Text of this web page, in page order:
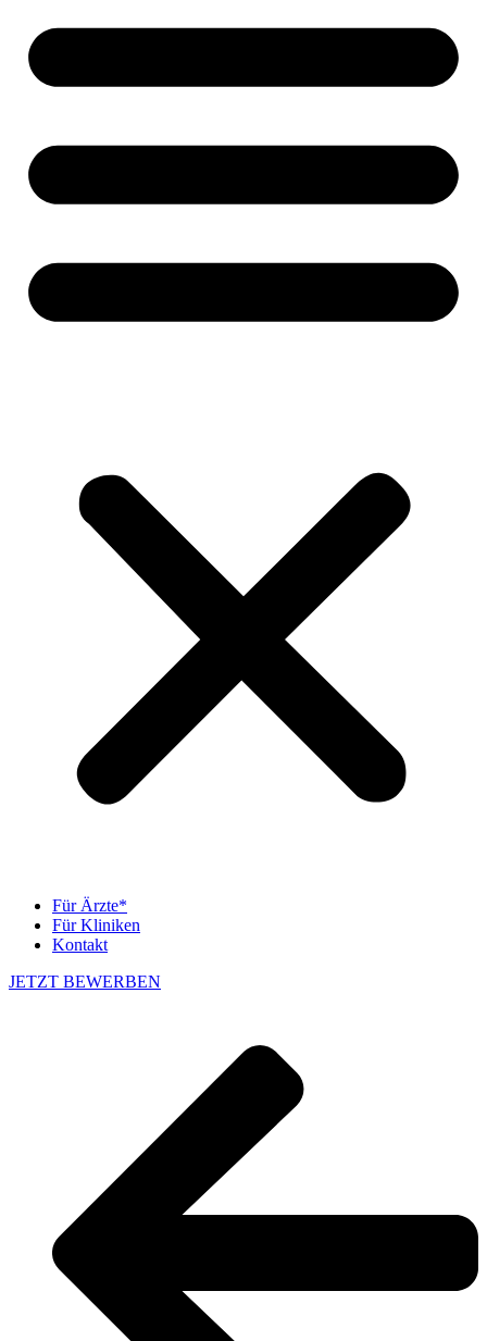
Für Ärzte*
Für Kliniken
Kontakt
JETZT BEWERBEN